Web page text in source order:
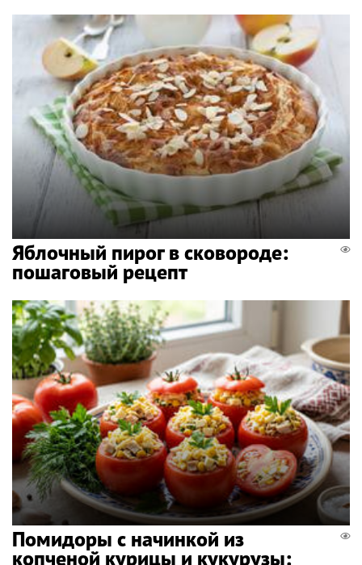
Яблочный пирог в сковороде:
пошаговый рецепт
Помидоры с начинкой из
копченой курицы и кукурузы: